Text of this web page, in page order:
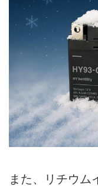
また、リチウム